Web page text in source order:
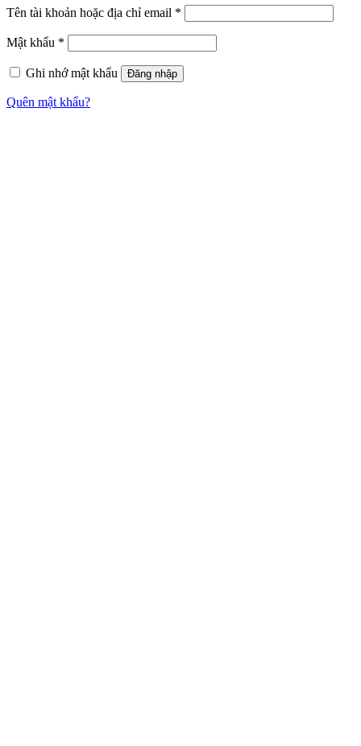
Tên tài khoản hoặc địa chỉ email *
Mật khẩu *
Ghi nhớ mật khẩu Đăng nhập
Quên mật khẩu?